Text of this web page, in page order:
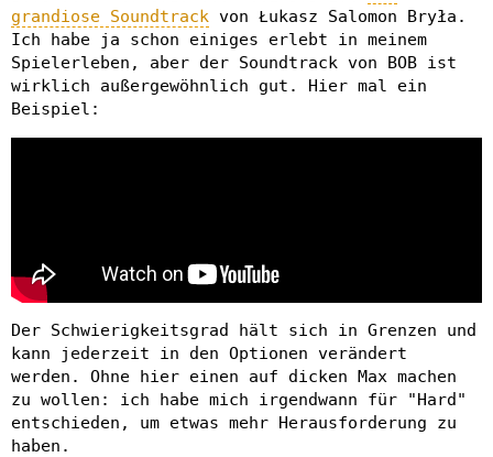
grandiose Soundtrack von Łukasz Salomon Bryła.
Ich habe ja schon einiges erlebt in meinem
Spielerleben, aber der Soundtrack von BOB ist
wirklich außergewöhnlich gut. Hier mal ein
Beispiel:
Der Schwierigkeitsgrad hält sich in Grenzen und
kann jederzeit in den Optionen verändert
werden. Ohne hier einen auf dicken Max machen
zu wollen: ich habe mich irgendwann für "Hard"
entschieden, um etwas mehr Herausforderung zu
haben.